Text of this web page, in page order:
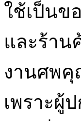
ใช้เป็นข
และร้าน
งานศพคุ
เพราะผู้